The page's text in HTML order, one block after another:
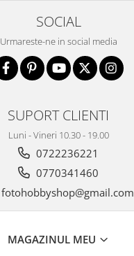
SOCIAL
Urmareste-ne in social media
SUPORT CLIENTI
Luni - Vineri 10.30 - 19.00
0722236221
0770341460
fotohobbyshop@gmail.com
MAGAZINUL MEU